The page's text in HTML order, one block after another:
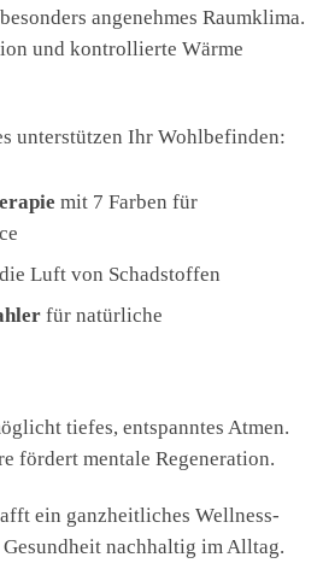
angenehmes Raumklima.
und kontrollierte Wärme
unterstützen Ihr Wohlbefinden:
mit 7 Farben für
Luft von Schadstoffen
für natürliche
tiefes, entspanntes Atmen.
fördert mentale Regeneration.
ein ganzheitliches Wellness-
nachhaltig im Alltag.